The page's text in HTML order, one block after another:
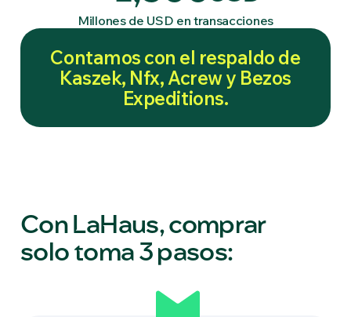
Millones de USD en transacciones
Contamos con el respaldo de
Kaszek, Nfx, Acrew y Bezos
Expeditions.
Con LaHaus, comprar
solo toma 3 pasos: